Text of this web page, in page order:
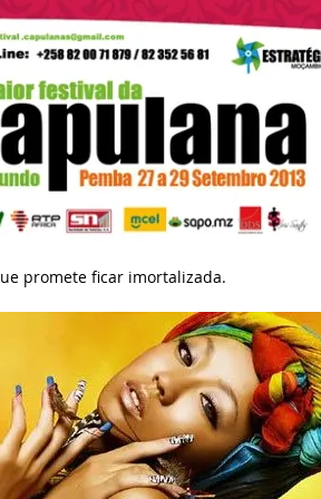
promete ficar imortalizada.